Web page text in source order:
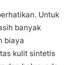
Untuk
banyak
biaya
kulit sintetis